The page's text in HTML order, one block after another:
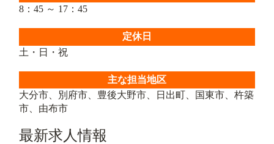
8：45 ～ 17：45
定休日
土・日・祝
主な担当地区
大分市、別府市、豊後大野市、日出町、国東市、杵築
市、由布市
最新求人情報